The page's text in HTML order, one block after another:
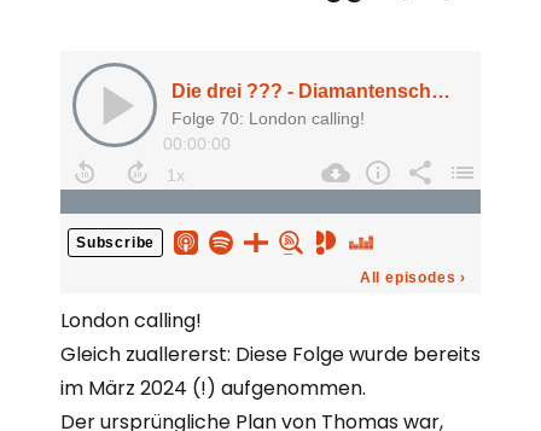
London calling!
Gleich zuallererst: Diese Folge wurde bereits
im März 2024 (!) aufgenommen.
Der ursprüngliche Plan von Thomas war,